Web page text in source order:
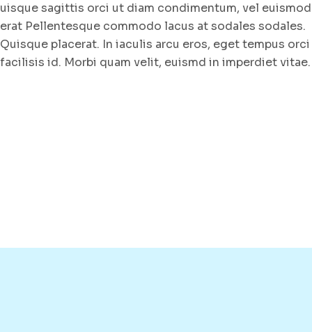
uisque sagittis orci ut diam condimentum, vel euismod
erat Pellentesque commodo lacus at sodales sodales.
Quisque placerat. In iaculis arcu eros, eget tempus orci
facilisis id. Morbi quam velit, euismd in imperdiet vitae.